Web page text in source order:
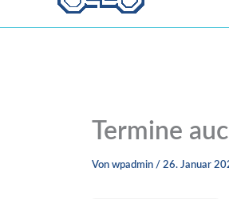
Termine
Von wpadmin / 26. Januar